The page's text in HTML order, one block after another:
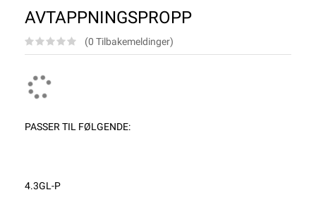
AVTAPPNINGSPROPP
(0 Tilbakemeldinger)
PASSER TIL FØLGENDE:
4.3GL-P